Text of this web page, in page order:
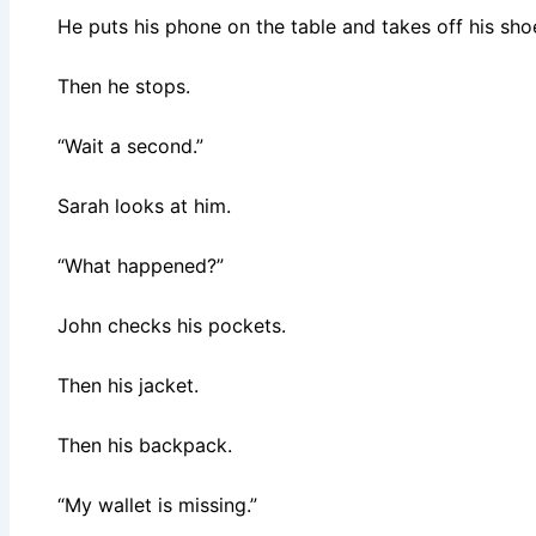
He puts his phone on the table and takes off his
Then he stops.
“Wait a second.”
Sarah looks at him.
“What happened?”
John checks his pockets.
Then his jacket.
Then his backpack.
“My wallet is missing.”